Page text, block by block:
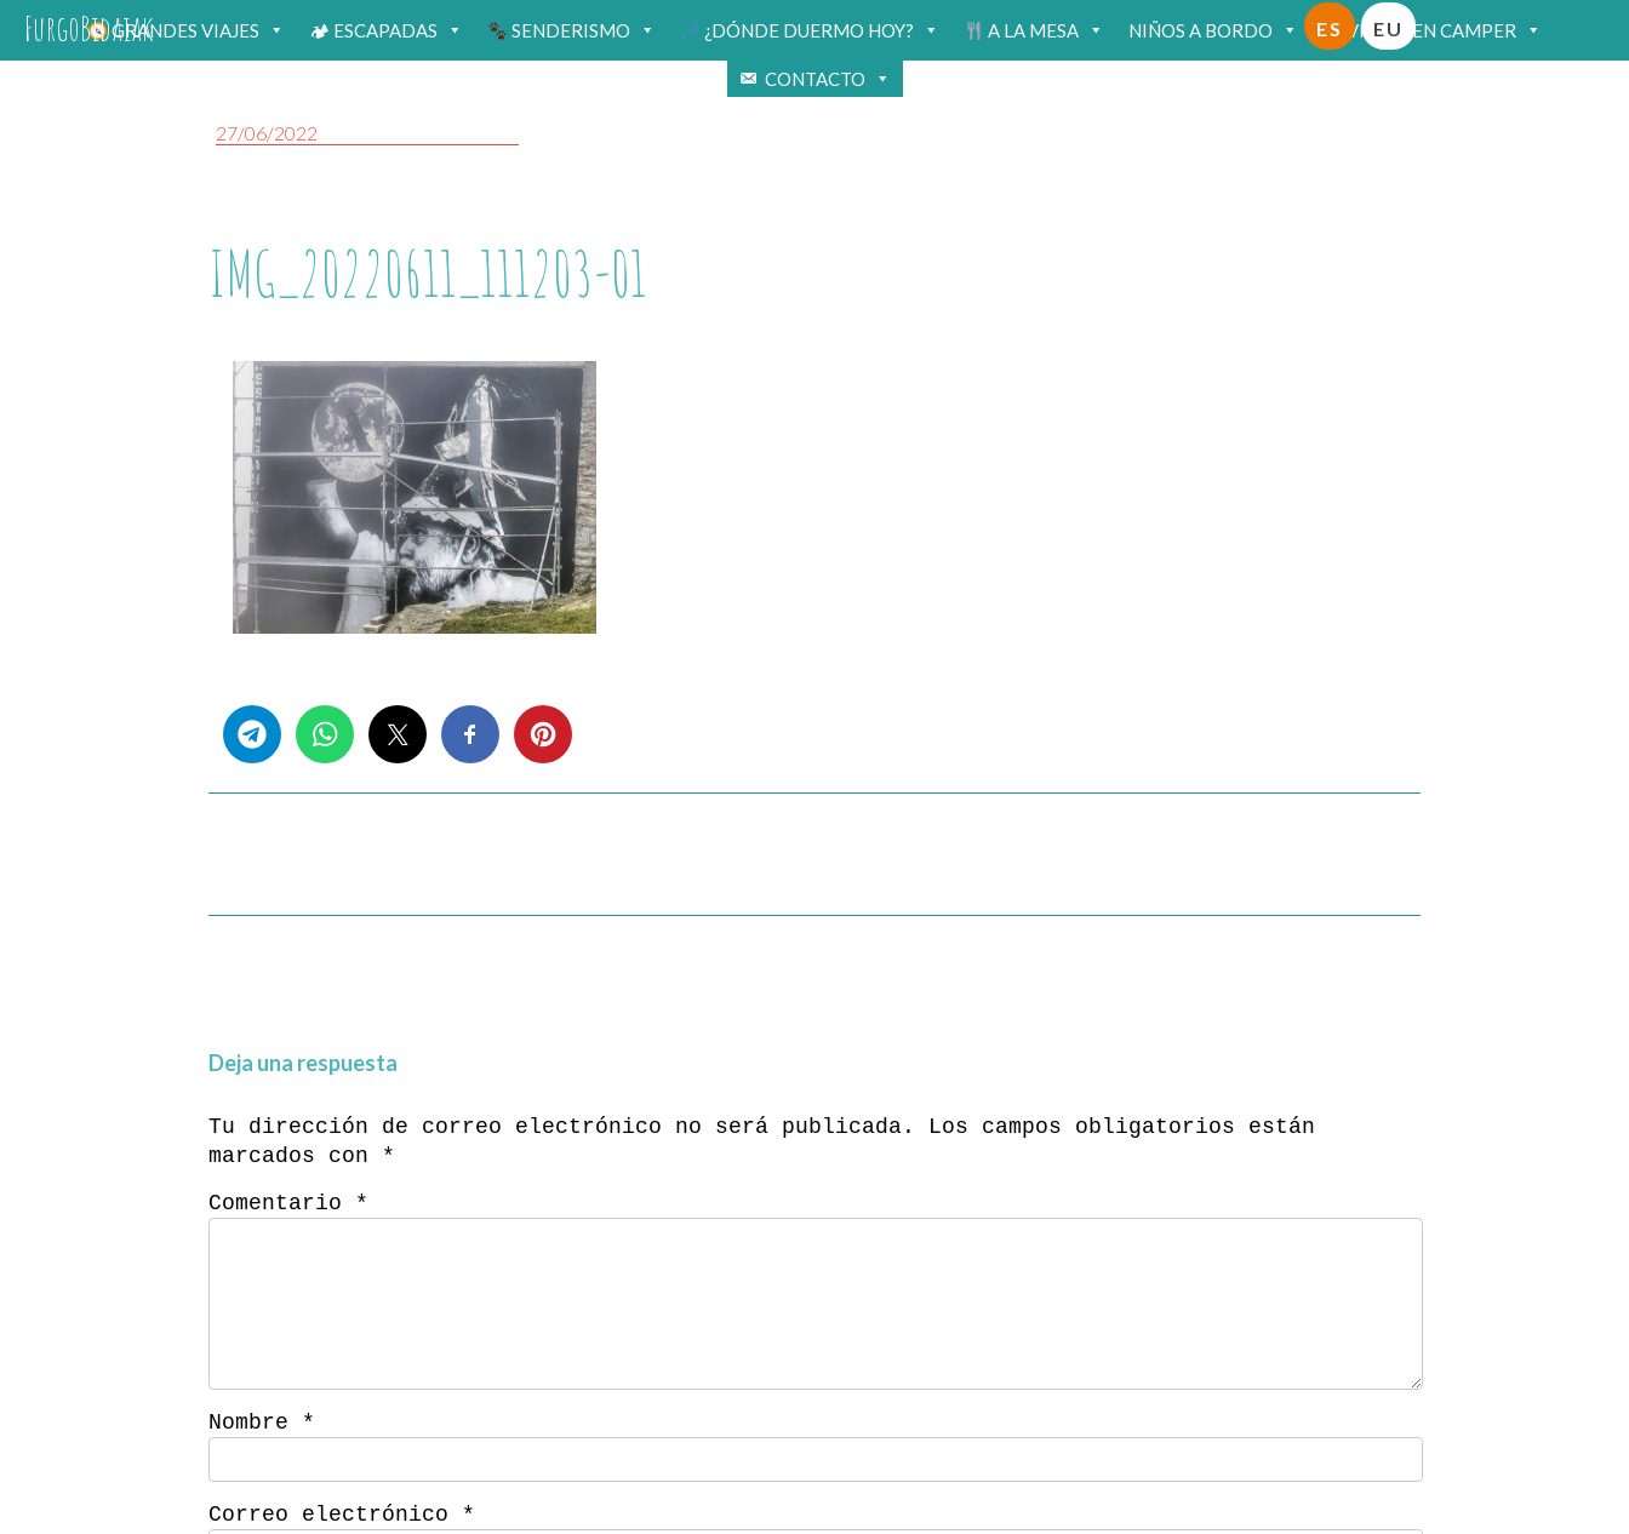
FurgoBidaiakGRANDES VIAJES 🏕 ESCAPADAS SENDERISMO ¿DÓNDE DUERMO HOY? A LA MESA NIÑOS A BORDO VIAJAR EN CAMPER
CONTACTO
ES EU
27/06/2022
IMG_20220611_111203-01
Deja una respuesta
Tu dirección de correo electrónico no será publicada.
Los campos obligatorios están
marcados con *
Comentario *
Nombre *
Correo electrónico *